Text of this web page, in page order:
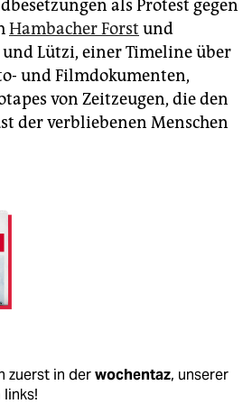
als Protest gegen
Hambacher Forst und
Lützi, einer Timeline über
und Filmdokumenten,
von Zeitzeugen, die den
der verbliebenen Menschen
zuerst in derwochentaz, unserer